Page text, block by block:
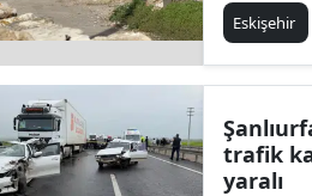
Eskişehir
trafik
yaralı